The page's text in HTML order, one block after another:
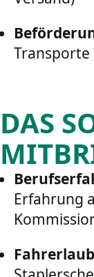
DAS
Erfahrung